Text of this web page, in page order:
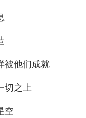
被他们成就
切之上
空